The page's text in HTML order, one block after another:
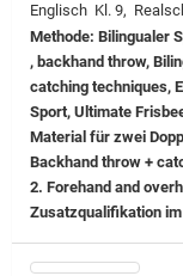
Englisch Kl. 9,
Methode: Bilingualer
, backhand throw,
catching techniques,
Sport, Ultimate
Material für zwei
Backhand throw +
2. Forehand and
Zusatzqualifikation